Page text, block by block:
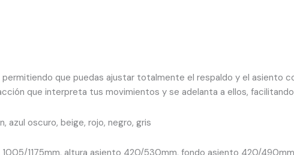
permitiendo que puedas ajustar totalmente el respaldo y el asiento
que interpreta tus movimientos y se adelanta a ellos,
azul oscuro, beige, rojo, negro, gris
1005/1175mm, altura asiento 420/530mm, fondo asiento 420/490mm